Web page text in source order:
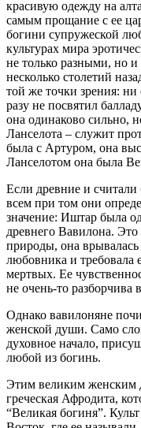
красивую одежду на
самым прощание с ее
богини супружеской
культурах мира
не только разными, но
несколько столетий
той же точки зрения:
разу не посвятил
она одинаково сильно,
Ланселота – служит
была с Артуром, она
Ланселотом она была
Если древние и
всем при том они
значение: Иштар была
древнего Вавилона.
природы, она врывалась
любовника и требовала
мертвых. Ее
не очень-то разборчива
Однако вавилоняне
женской души. Само
духовное начало,
любой из богинь.
Этим великим женским
греческая Афродита,
“Великая богиня”.